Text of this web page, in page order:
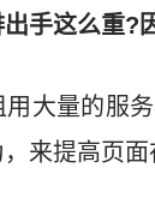
手这么重?
大量的服
来提高页面